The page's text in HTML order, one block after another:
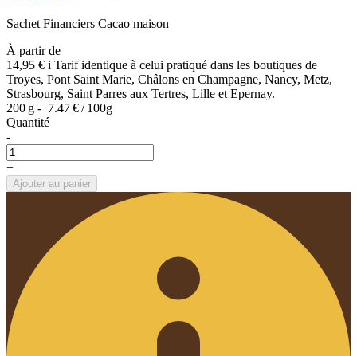
Sachet Financiers Cacao maison
À partir de
14,95 € i Tarif identique à celui pratiqué dans les boutiques de
Troyes, Pont Saint Marie, Châlons en Champagne, Nancy, Metz,
Strasbourg, Saint Parres aux Tertres, Lille et Epernay.
200 g - 7.47 € / 100g
Quantité
-
+
Ajouter au panier